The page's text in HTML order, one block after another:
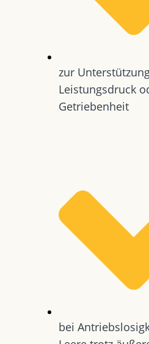
zur
Leistungsdruck
Getriebenheit
bei